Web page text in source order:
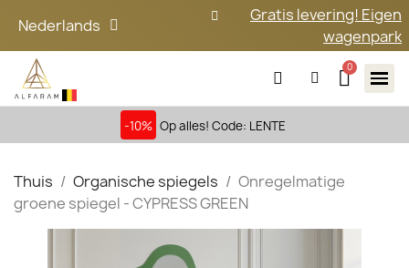
Nederlands
Gratis levering! Eigen
wagenpark
-10% Op alles! Code: LENTE
Thuis Organische spiegels
Onregelmatige
groene spiegel - CYPRESS GREEN